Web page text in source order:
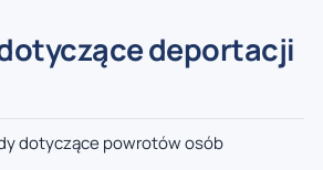
deportacji
dotyczące powrotów osób